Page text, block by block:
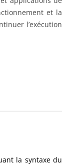
et la
l’exécution
la syntaxe du